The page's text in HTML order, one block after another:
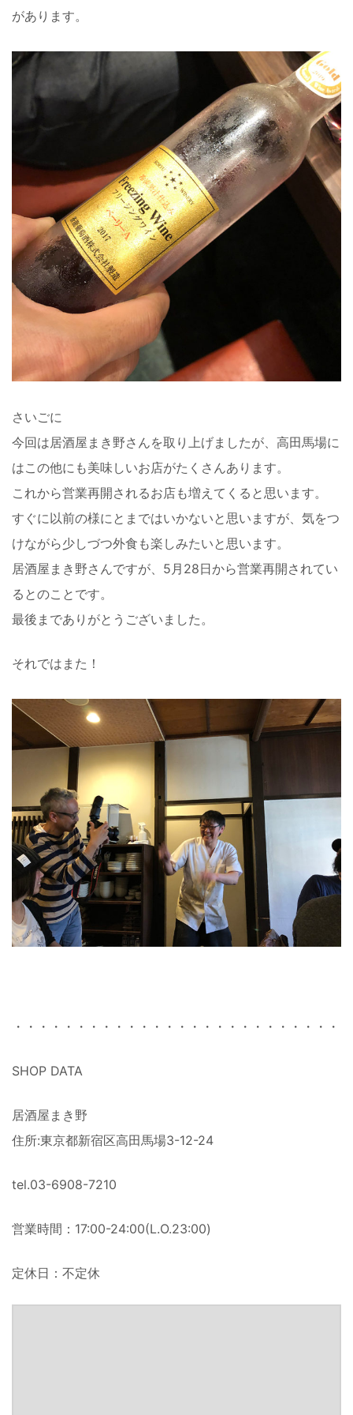
があります。
さいごに
今回は居酒屋まき野さんを取り上げましたが、高田馬場に
はこの他にも美味しいお店がたくさんあります。
これから営業再開されるお店も増えてくると思います。
すぐに以前の様にとまではいかないと思いますが、気をつ
けながら少しづつ外食も楽しみたいと思います。
居酒屋まき野さんですが、5月28日から営業再開されてい
るとのことです。
最後までありがとうございました。
それではまた！
・・・・・・・・・・・・・・・・・・・・・・・・・・
SHOP DATA
居酒屋まき野
住所:東京都新宿区高田馬場3-12-24
tel.03-6908-7210
営業時間：17:00-24:00(L.O.23:00)
定休日：不定休